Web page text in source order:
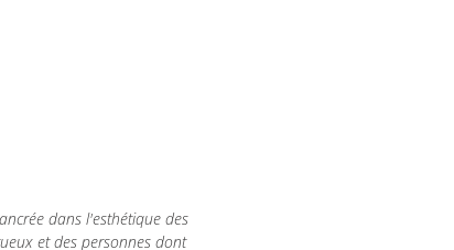
dans l'esthétique des
et des personnes dont